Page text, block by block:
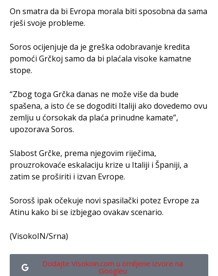
On smatra da bi Evropa morala biti sposobna da sama
rješi svoje probleme.
Soros ocijenjuje da je greška odobravanje kredita
pomoći Grčkoj samo da bi plaćala visoke kamatne
stope.
“Zbog toga Grčka danas ne može više da bude
spašena, a isto će se dogoditi Italiji ako dovedemo ovu
zemlju u ćorsokak da plaća prinudne kamate”,
upozorava Soros.
Slabost Grčke, prema njegovim riječima,
prouzrokovaće eskalaciju krize u Italiji i Španiji, a
zatim se proširiti i izvan Evrope.
Sorosš ipak očekuje novi spasilački potez Evrope za
Atinu kako bi se izbjegao ovakav scenario.
(VisokoIN/Srna)
Dodajte Visokoin.com u omiljene izvore na
Googleu